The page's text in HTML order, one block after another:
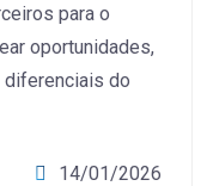
para o
oportunidades,
do
14/01/2026